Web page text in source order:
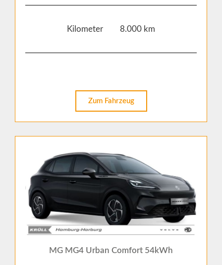
Kilometer 8.000 km
Zum Fahrzeug
MG MG4 Urban Comfort 54kWh